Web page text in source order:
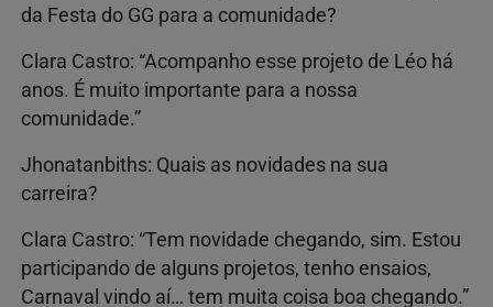
da Festa do GG para a comunidade?
Clara Castro: “Acompanho esse projeto de Léo há
anos. É muito importante para a nossa
comunidade.”
Jhonatanbiths: Quais as novidades na sua
carreira?
Clara Castro: “Tem novidade chegando, sim. Estou
participando de alguns projetos, tenho ensaios,
Carnaval vindo aí… tem muita coisa boa chegando.”